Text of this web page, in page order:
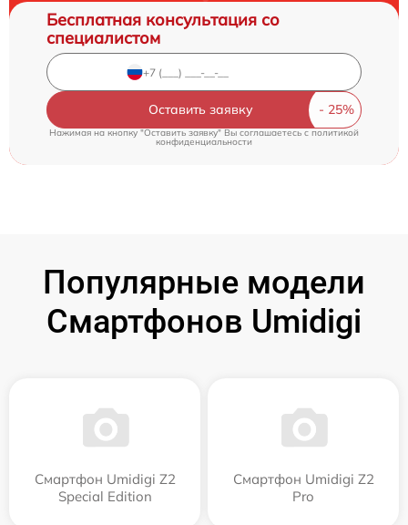
Бесплатная консультация со
специалистом
Оставить заявку
Нажимая на кнопку "Оставить заявку" Вы соглашаетесь c политикой
конфиденциальности
Популярные модели
Смартфонов Umidigi
Смартфон Umidigi Z2
Special Edition
Смартфон Umidigi Z2
Pro